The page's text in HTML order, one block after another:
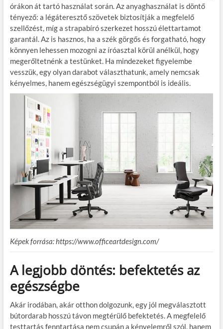
órákon át tartó használat során. Az anyaghasználat is döntő
tényező: a légáteresztő szövetek biztosítják a megfelelő
szellőzést, míg a strapabíró szerkezet hosszú élettartamot
garantál. Az is hasznos, ha a szék görgős és forgatható, hogy
könnyen lehessen mozogni az íróasztal körül anélkül, hogy
megerőltetnénk a testünket. Ha mindezeket figyelembe
vesszük, egy olyan darabot választhatunk, amely nemcsak
kényelmes, hanem egészségügyi szempontból is ideális.
Képek forrása: https://www.officeartdesign.com/
A legjobb döntés: befektetés az
egészségbe
Akár irodában, akár otthon dolgozunk, egy jól megválasztott
bútordarab hosszú távon megtérülő befektetés. A megfelelő
testtartás fenntartása nem csupán a kényelemről szól, hanem